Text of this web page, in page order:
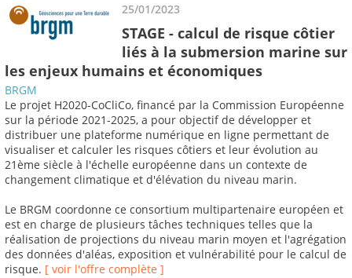
25/01/2023
STAGE - calcul de risque côtier
liés à la submersion marine sur
les enjeux humains et économiques
BRGM
Le projet H2020-CoCliCo, financé par la Commission Européenne
sur la période 2021-2025, a pour objectif de développer et
distribuer une plateforme numérique en ligne permettant de
visualiser et calculer les risques côtiers et leur évolution au
21ème siècle à l'échelle européenne dans un contexte de
changement climatique et d'élévation du niveau marin.
Le BRGM coordonne ce consortium multipartenaire européen et
est en charge de plusieurs tâches techniques telles que la
réalisation de projections du niveau marin moyen et l'agrégation
des données d'aléas, exposition et vulnérabilité pour le calcul de
risque. [ voir l'offre complète ]